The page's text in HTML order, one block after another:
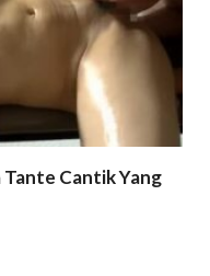
Cantik Yang